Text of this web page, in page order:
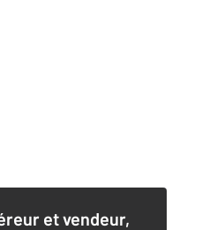
et vendeur,